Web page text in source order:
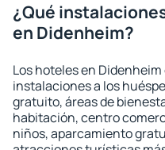
¿Qué
en Didenheim?
Los hoteles en
instalaciones a los
gratuito, áreas de
habitación, centro
niños, aparcamiento